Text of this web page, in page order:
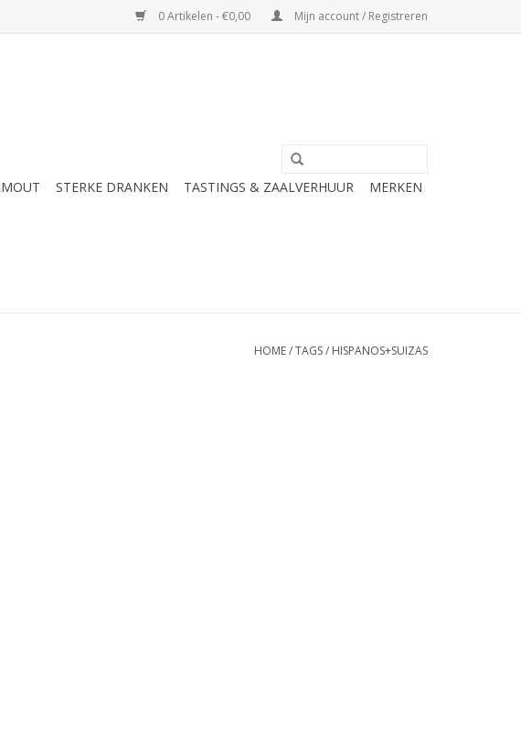
0 Artikelen - €0,00 Mijn account / Registreren
STERKE DRANKEN TASTINGS & ZAALVERHUUR MERKEN
HOME/TAGS/ HISPANOS+SUIZAS